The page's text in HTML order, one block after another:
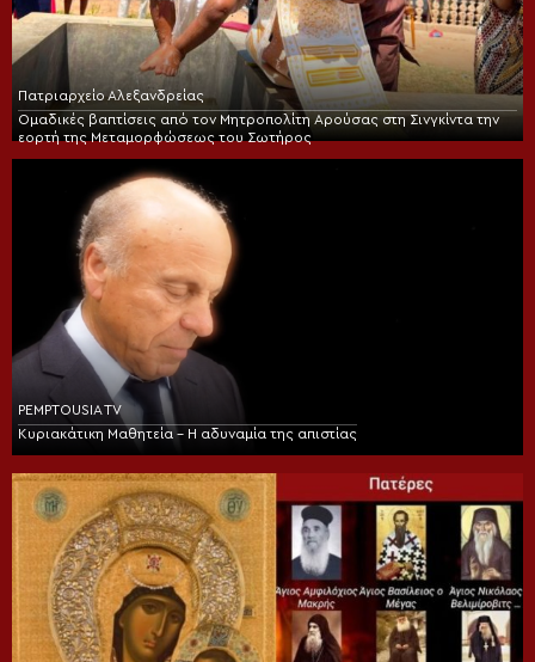
Πατριαρχείο Αλεξανδρείας
Ομαδικές βαπτίσεις από τον Μητροπολίτη Αρούσας στη Σινγκίντα την
εορτή της Μεταμορφώσεως του Σωτήρος
PEMPTOUSIA TV
Κυριακάτικη Μαθητεία – Η αδυναμία της απιστίας